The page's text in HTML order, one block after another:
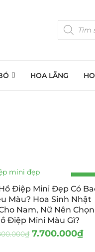
HOA LẴNG
-13%
HOT
Điệp Mini Đẹp Có
Màu? Hoa Sinh Nhật
Nam, Nữ Nên Chọn
Điệp Mini Màu Gì?
₫ 7.700.000₫